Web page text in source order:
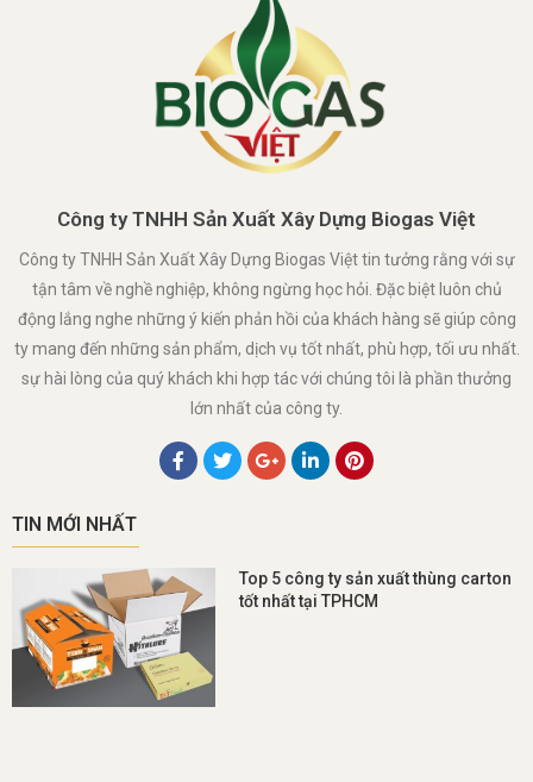
Công ty TNHH Sản Xuất Xây Dựng Biogas Việt
Công ty TNHH Sản Xuất Xây Dựng Biogas Việt tin tưởng rằng với sự
tận tâm về nghề nghiệp, không ngừng học hỏi. Đặc biệt luôn chủ
động lắng nghe những ý kiến phản hồi của khách hàng sẽ giúp công
ty mang đến những sản phẩm, dịch vụ tốt nhất, phù hợp, tối ưu nhất.
sự hài lòng của quý khách khi hợp tác với chúng tôi là phần thưởng
lớn nhất của công ty.
TIN MỚI NHẤT
Top 5 công ty sản xuất thùng carton
tốt nhất tại TPHCM